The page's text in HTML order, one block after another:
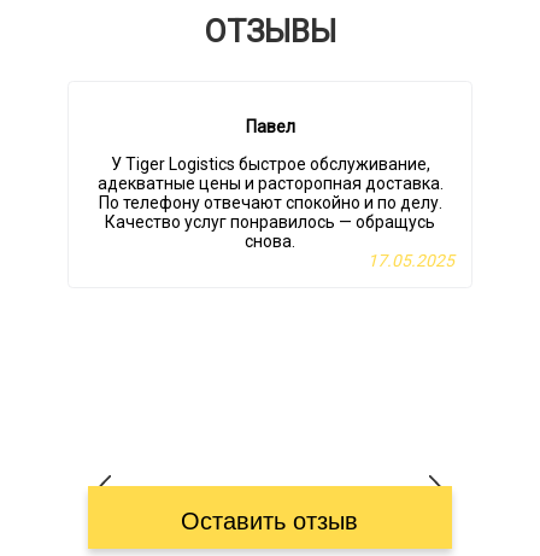
ОТЗЫВЫ
Павел
У Tiger Logistics быстрое обслуживание,
адекватные цены и расторопная доставка.
По телефону отвечают спокойно и по делу.
Качество услуг понравилось — обращусь
снова.
17.05.2025
Оставить отзыв